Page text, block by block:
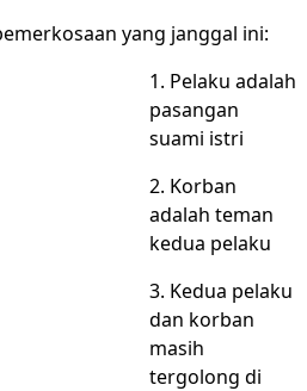
yang janggal ini:
1. Pelaku adalah
pasangan
suami istri
2. Korban
adalah teman
kedua pelaku
3. Kedua pelaku
dan korban
masih
tergolong di